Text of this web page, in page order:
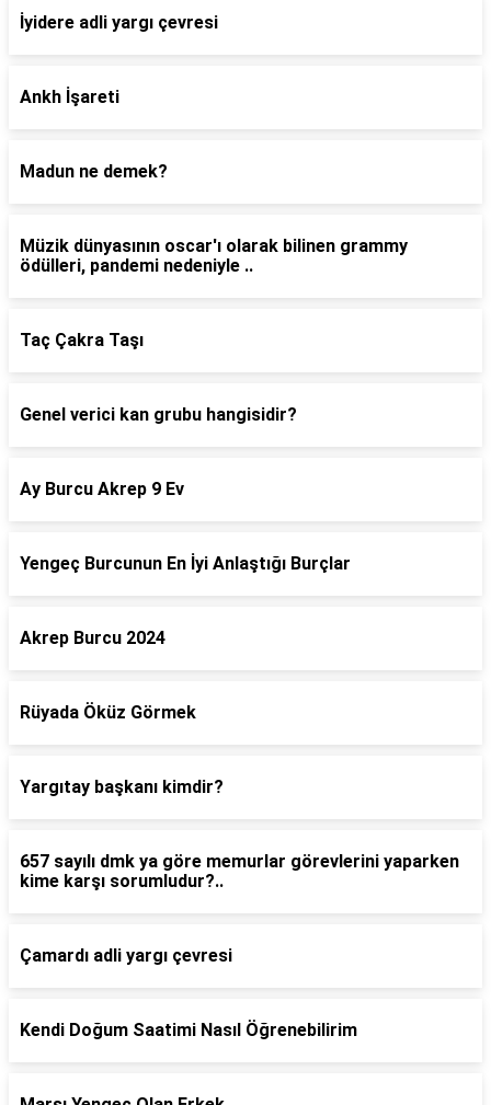
İyidere adli yargı çevresi
Ankh İşareti
Madun ne demek?
Müzik dünyasının oscar'ı olarak bilinen grammy
ödülleri, pandemi nedeniyle ..
Taç Çakra Taşı
Genel verici kan grubu hangisidir?
Ay Burcu Akrep 9 Ev
Yengeç Burcunun En İyi Anlaştığı Burçlar
Akrep Burcu 2024
Rüyada Öküz Görmek
Yargıtay başkanı kimdir?
657 sayılı dmk ya göre memurlar görevlerini yaparken
kime karşı sorumludur?..
Çamardı adli yargı çevresi
Kendi Doğum Saatimi Nasıl Öğrenebilirim